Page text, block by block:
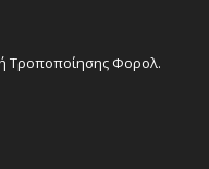
Τροποποίησης Φορολ.